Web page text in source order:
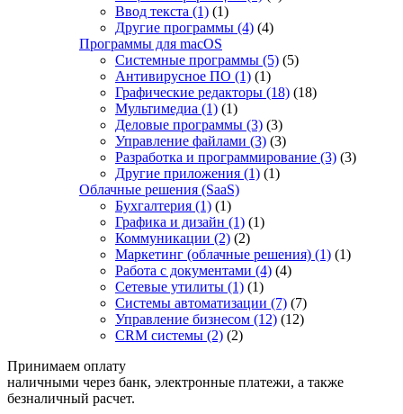
Ввод текста (1) (1)
Другие программы (4) (4)
Программы для macOS
Системные программы (5) (5)
Антивирусное ПО (1) (1)
Графические редакторы (18) (18)
Мультимедиа (1) (1)
Деловые программы (3) (3)
Управление файлами (3) (3)
Разработка и программирование (3) (3)
Другие приложения (1) (1)
Облачные решения (SaaS)
Бухгалтерия (1) (1)
Графика и дизайн (1) (1)
Коммуникации (2) (2)
Маркетинг (облачные решения) (1) (1)
Работа с документами (4) (4)
Сетевые утилиты (1) (1)
Системы автоматизации (7) (7)
Управление бизнесом (12) (12)
CRM системы (2) (2)
Принимаем оплату
наличными через банк, электронные платежи, а также
безналичный расчет.